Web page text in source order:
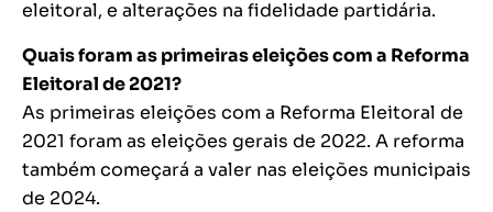
eleitoral, e alterações na fidelidade partidária.
Quais foram as primeiras eleições com a Reforma
Eleitoral de 2021?
As primeiras eleições com a Reforma Eleitoral de
2021 foram as eleições gerais de 2022. A reforma
também começará a valer nas eleições municipais
de 2024.